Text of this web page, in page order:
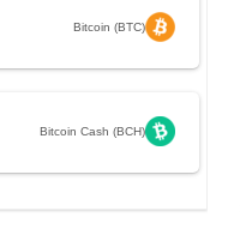
Bitcoin (BTC)
Bitcoin Cash (BCH)